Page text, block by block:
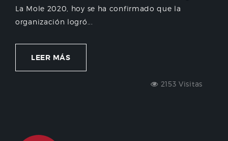
La Mole 2020, hoy se ha confirmado que la
organización logró...
LEER MÁS
2153 Visitas